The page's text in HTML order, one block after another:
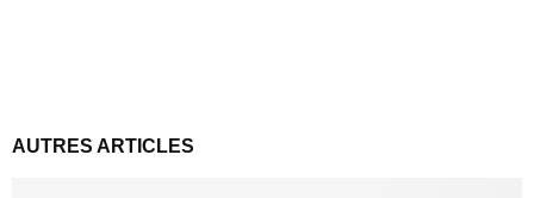
AUTRES ARTICLES